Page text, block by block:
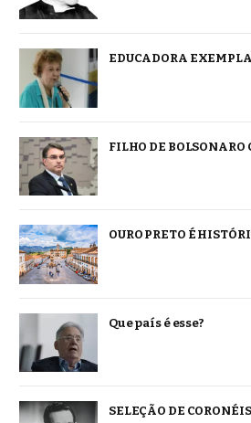
EDUCADORA
FILHO DE
OURO PRETO É
Que país é esse?
SELEÇÃO DE CORONÉIS